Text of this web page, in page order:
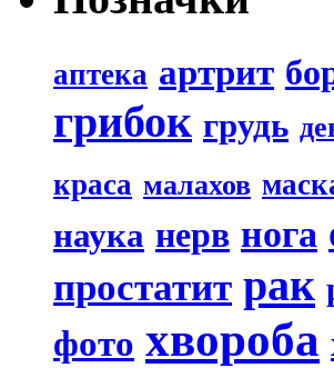
аптека артрит
грибок грудь
краса малахов
наука нерв нога
простатит рак
фото хвороба